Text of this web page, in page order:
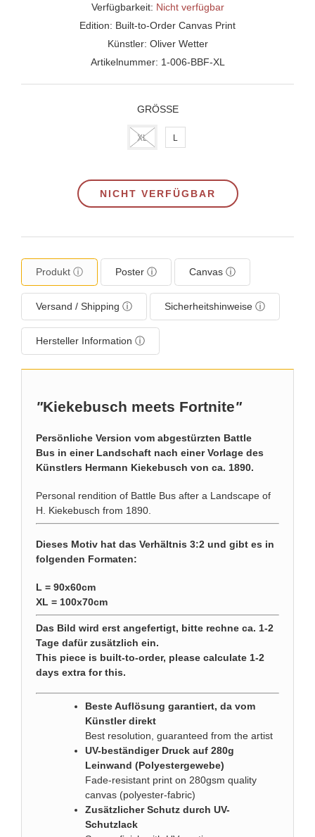
Verfügbarkeit: Nicht verfügbar
Edition: Built-to-Order Canvas Print
Künstler: Oliver Wetter
Artikelnummer: 1-006-BBF-XL
GRÖSSE
XL L
NICHT VERFÜGBAR
Produkt ⓘ Poster ⓘ Canvas ⓘ
Versand / Shipping ⓘ Sicherheitshinweise ⓘ
Hersteller Information ⓘ
"Kiekebusch meets Fortnite"
Persönliche Version vom abgestürzten Battle
Bus in einer Landschaft nach einer Vorlage des
Künstlers Hermann Kiekebusch von ca. 1890.
Personal rendition of Battle Bus after a Landscape of
H. Kiekebusch from 1890.
Dieses Motiv hat das Verhältnis 3:2 und gibt es in
folgenden Formaten:
L = 90x60cm
XL = 100x70cm
Das Bild wird erst angefertigt, bitte rechne ca. 1-2
Tage dafür zusätzlich ein.
This piece is built-to-order, please calculate 1-2
days extra for this.
Beste Auflösung garantiert, da vom
Künstler direkt
Best resolution, guaranteed from the artist
UV-beständiger Druck auf 280g
Leinwand (Polyestergewebe)
Fade-resistant print on 280gsm quality
canvas (polyester-fabric)
Zusätzlicher Schutz durch UV-
Schutzlack